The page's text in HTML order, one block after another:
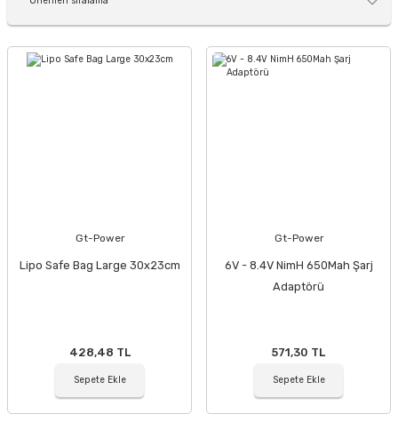
Gt-Power
Lipo Safe Bag Large 30x23cm
428,48 TL
Sepete Ekle
Gt-Power
6V - 8.4V NimH 650Mah Şarj
Adaptörü
571,30 TL
Sepete Ekle